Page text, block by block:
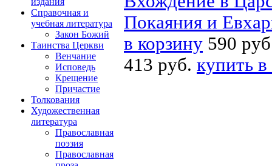
Справочная и
учебная литература
Закон Божий
Таинства Церкви
Венчание
Исповедь
Крещение
Причастие
Толкования
Художественная
литература
Православная
поэзия
Православная
Покаяния и
в корзину 590
413 руб. купить